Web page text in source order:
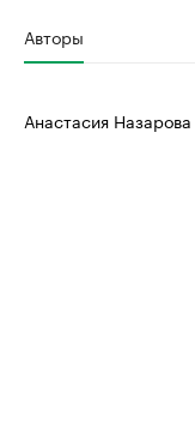
Авторы
Анастасия Назарова